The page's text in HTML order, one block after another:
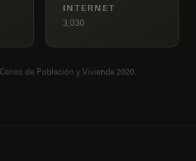
INTERNET
3,030
de Población y Vivienda 2020.